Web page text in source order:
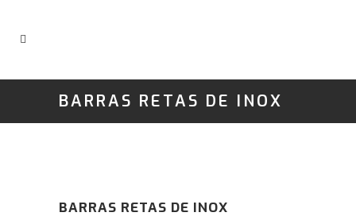
BARRAS RETAS DE INOX
BARRAS RETAS DE INOX